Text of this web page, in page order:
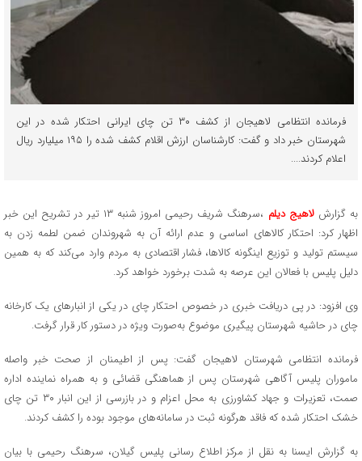
فرمانده انتظامی لاهیجان از کشف ۳۰ تن چای ایرانی احتکار شده در این
شهرستان خبر داد و گفت: کارشناسان ارزش اقلام کشف شده را ۱۹۵ میلیارد ریال
اعلام کردند....
به گزارشلاهیج دیلم
،سرهنگ شریف رحیمی امروز شنبه ۱۳ تیر در تشریح این خبر
اظهار کرد: احتکار کالاهای اساسی و عدم ارائه آن به شهروندان ضمن لطمه زدن به
سیستم تولید و توزیع اینگونه کالاها، فشار اقتصادی به مردم وارد می‌کند که به همین
دلیل پلیس با فعالان این عرصه به شدت برخورد خواهد کرد.
وی افزود: در پی دریافت خبری در خصوص احتکار چای در یکی از انبارهای یک کارخانه
چای در حاشیه شهرستان پیگیری موضوع به‌صورت ویژه در دستور کار قرار گرفت.
فرمانده انتظامی شهرستان لاهیجان گفت: پس از اطیمنان از صحت خبر واصله
ماموران پلیس آگاهی شهرستان پس از هماهنگی قضائی و به همراه نماینده اداره
صمت، تعزیرات و جهاد کشاورزی به محل اعزام و در بازرسی از این انبار ۳۰ تن چای
خشک احتکار شده که فاقد هرگونه ثبت در سامانه‌های موجود بوده را کشف کردند.
به گزارش ایسنا به نقل از مرکز اطلاع رسانی پلیس گیلان، سرهنگ رحیمی با بیان